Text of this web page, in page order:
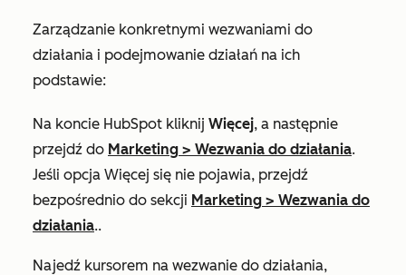
Zarządzanie konkretnymi wezwaniami do
działania i podejmowanie działań na ich
podstawie:
Na koncie HubSpot kliknij Więcej, a następnie
przejdź do Marketing > Wezwania do działania.
Jeśli opcja Więcej się nie pojawia, przejdź
bezpośrednio do sekcji Marketing > Wezwania do
działania..
Najedź kursorem na wezwanie do działania,